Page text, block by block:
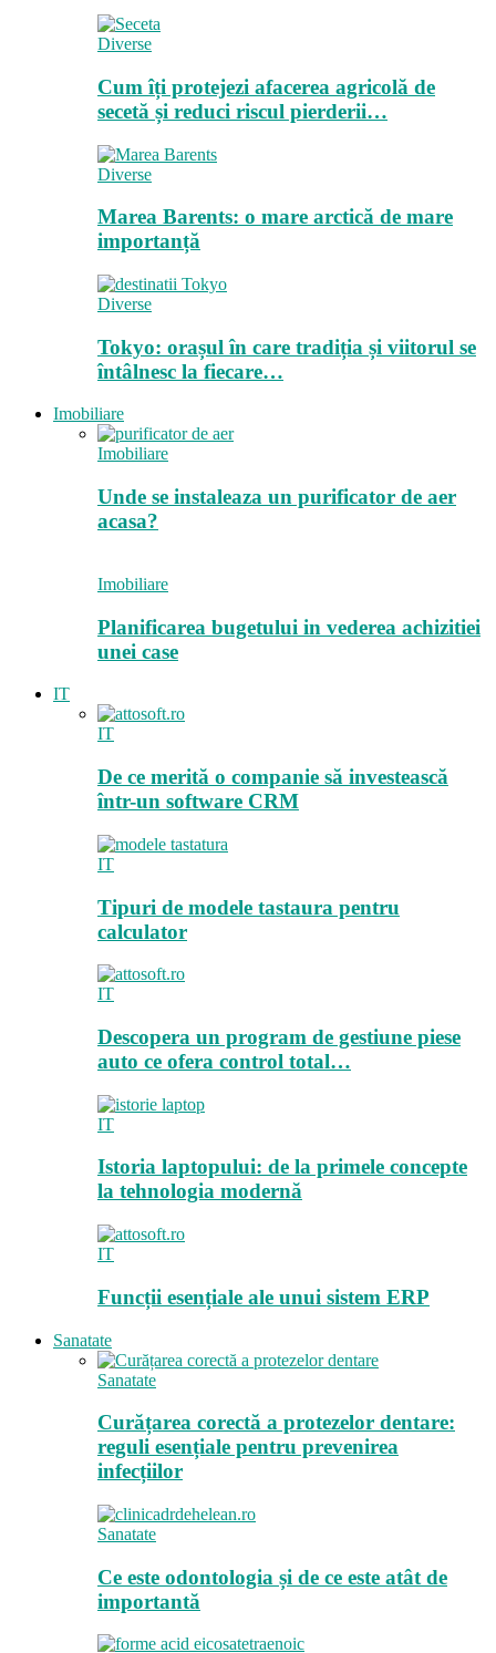
Diverse
Cum îți protejezi afacerea agricolă de
secetă și reduci riscul pierderii…
Diverse
Marea Barents: o mare arctică de mare
importanță
Diverse
Tokyo: orașul în care tradiția și viitorul se
întâlnesc la fiecare…
Imobiliare
Imobiliare
Unde se instaleaza un purificator de aer
acasa?
Imobiliare
Planificarea bugetului in vederea achizitiei
unei case
IT
IT
De ce merită o companie să investească
într-un software CRM
IT
Tipuri de modele tastaura pentru
calculator
IT
Descopera un program de gestiune piese
auto ce ofera control total…
IT
Istoria laptopului: de la primele concepte
la tehnologia modernă
IT
Funcții esențiale ale unui sistem ERP
Sanatate
Sanatate
Curățarea corectă a protezelor dentare:
reguli esențiale pentru prevenirea
infecțiilor
Sanatate
Ce este odontologia și de ce este atât de
importantă